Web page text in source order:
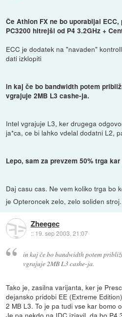
Če Athlon FX ne bo uporabljal ECC,
PC3200 hitrejši od P4 3.2GHz +
ECC je dodatek na "navaden"
dati izklopiti
in kaj če bo bandwidth potem
vgrajuje 2MB L3 cashe-ja.
Intel vgrajuje L3, ker drugega
ja*ca, ce bi lahko vdelal dodatni L2,
Lepo, sam za prevzem 50% trga
Daj casu cas. Ne vem koliko trga bo
je Opteroncek zelo, zelo soliden
Zheegec
:: 19. sep 2003, 21:07
in kaj če bo bandwidth potem
vgrajuje 2MB L3 cashe-ja.
Tako je, zasilna varijanta, ker je
dejansko pridobi EE (Extreme
2 MB L3. To je pa tudi vse kar bomo